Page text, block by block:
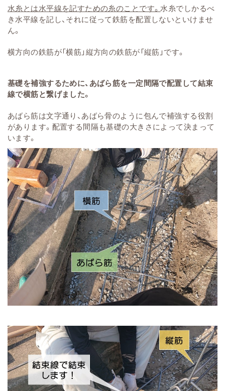
水糸とは水平線を記すための糸のことです。水糸でしかるべ
き水平線を記し、それに従って鉄筋を配置しないといけませ
ん。
横方向の鉄筋が「横筋」縦方向の鉄筋が「縦筋」です。
基礎を補強するために、あばら筋を一定間隔で配置して結束
線で横筋と繋げました。
あばら筋は文字通り、あばら骨のように包んで補強する役割
があります。配置する間隔も基礎の大きさによって決まって
います。